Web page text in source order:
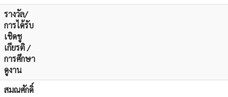
รางวัล/
การได้รับ
เชิดชู
เกียรติ /
การศึกษา
ดูงาน
สมณศักดิ์